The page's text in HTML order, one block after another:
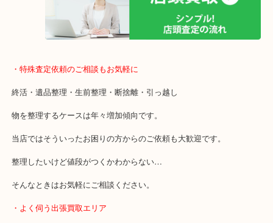
お買取後のアンケートやDMなども一切なし！
全国1,500店舗で展開しているスケールメリットで高額査定！
貴金属などのお品以外にも絵画や骨董品・家電なども幅広くお買取
・特殊査定依頼のご相談もお気軽に
終活・遺品整理・生前整理・断捨離・引っ越し